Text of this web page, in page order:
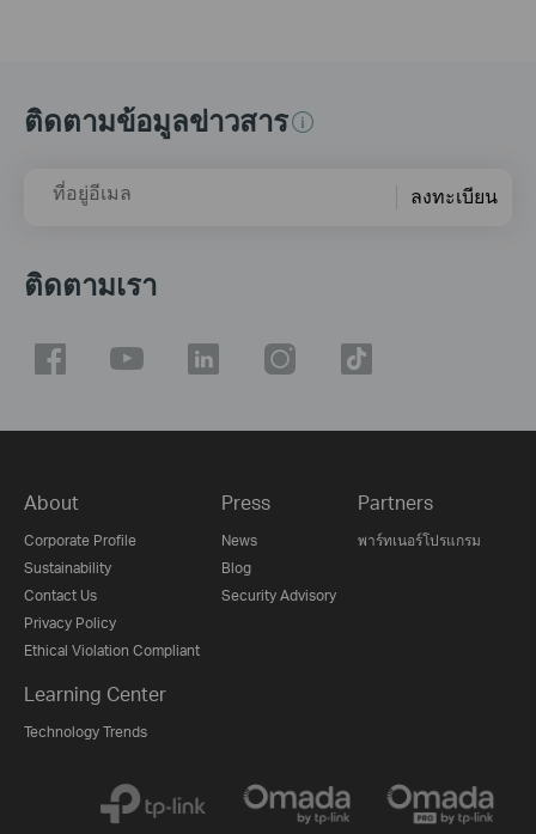
ติดตามข้อมูลข่าวสาร
ที่อยู่อีเมล ลงทะเบียน
ติดตามเรา
About
Corporate Profile
Sustainability
Contact Us
Privacy Policy
Ethical Violation Compliant
Press
News
Blog
Security Advisory
Partners
พาร์ทเนอร์โปรแกรม
Learning Center
Technology Trends